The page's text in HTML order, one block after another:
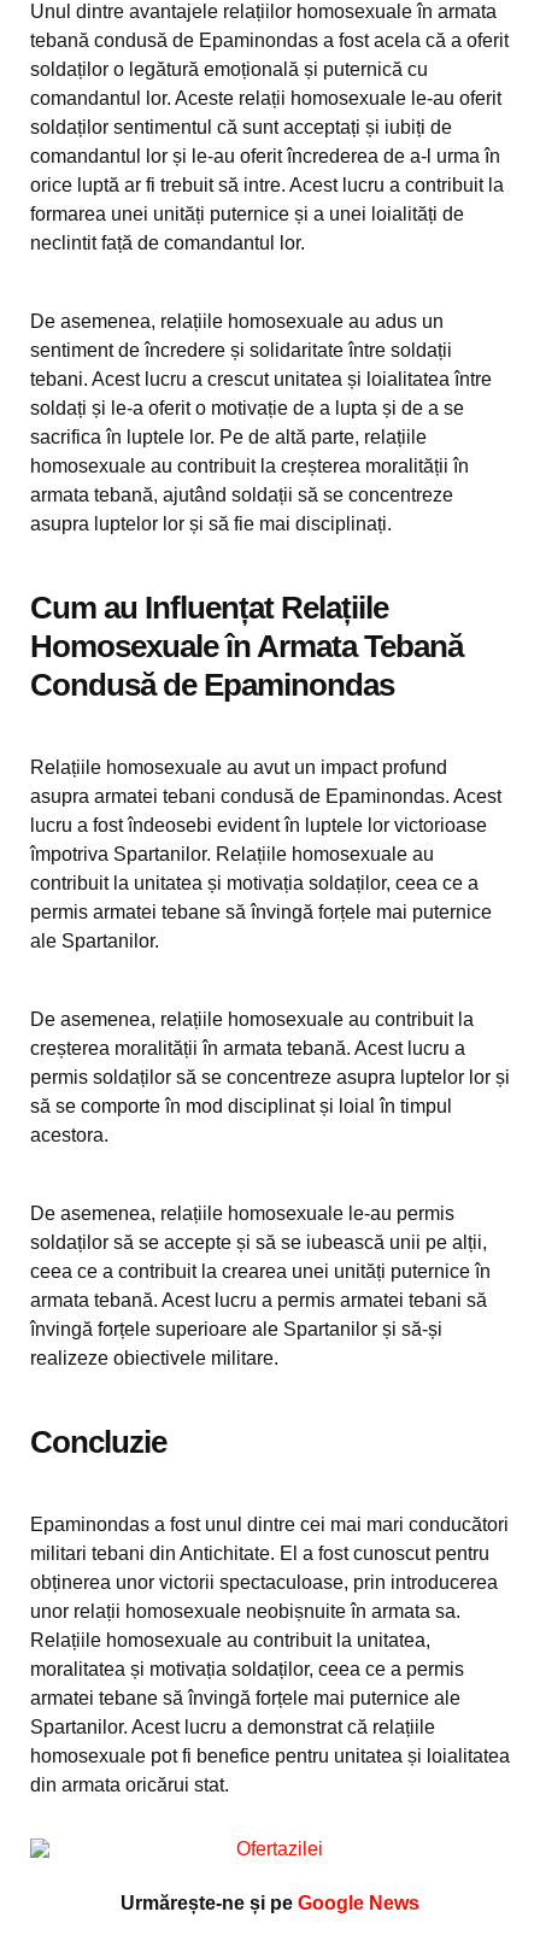
Unul dintre avantajele relațiilor homosexuale în armata
tebană condusă de Epaminondas a fost acela că a oferit
soldaților o legătură emoțională și puternică cu
comandantul lor. Aceste relații homosexuale le-au oferit
soldaților sentimentul că sunt acceptați și iubiți de
comandantul lor și le-au oferit încrederea de a-l urma în
orice luptă ar fi trebuit să intre. Acest lucru a contribuit la
formarea unei unități puternice și a unei loialități de
neclintit față de comandantul lor.
De asemenea, relațiile homosexuale au adus un
sentiment de încredere și solidaritate între soldații
tebani. Acest lucru a crescut unitatea și loialitatea între
soldați și le-a oferit o motivație de a lupta și de a se
sacrifica în luptele lor. Pe de altă parte, relațiile
homosexuale au contribuit la creșterea moralității în
armata tebană, ajutând soldații să se concentreze
asupra luptelor lor și să fie mai disciplinați.
Cum au Influențat Relațiile
Homosexuale în Armata Tebană
Condusă de Epaminondas
Relațiile homosexuale au avut un impact profund
asupra armatei tebani condusă de Epaminondas. Acest
lucru a fost îndeosebi evident în luptele lor victorioase
împotriva Spartanilor. Relațiile homosexuale au
contribuit la unitatea și motivația soldaților, ceea ce a
permis armatei tebane să învingă forțele mai puternice
ale Spartanilor.
De asemenea, relațiile homosexuale au contribuit la
creșterea moralității în armata tebană. Acest lucru a
permis soldaților să se concentreze asupra luptelor lor și
să se comporte în mod disciplinat și loial în timpul
acestora.
De asemenea, relațiile homosexuale le-au permis
soldaților să se accepte și să se iubească unii pe alții,
ceea ce a contribuit la crearea unei unități puternice în
armata tebană. Acest lucru a permis armatei tebani să
învingă forțele superioare ale Spartanilor și să-și
realizeze obiectivele militare.
Concluzie
Epaminondas a fost unul dintre cei mai mari conducători
militari tebani din Antichitate. El a fost cunoscut pentru
obținerea unor victorii spectaculoase, prin introducerea
unor relații homosexuale neobișnuite în armata sa.
Relațiile homosexuale au contribuit la unitatea,
moralitatea și motivația soldaților, ceea ce a permis
armatei tebane să învingă forțele mai puternice ale
Spartanilor. Acest lucru a demonstrat că relațiile
homosexuale pot fi benefice pentru unitatea și loialitatea
din armata oricărui stat.
Urmărește-ne și pe Google News